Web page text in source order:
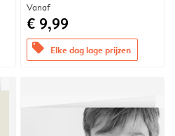
Vanaf
€ 9,99
offers Elke dag lage prijzen